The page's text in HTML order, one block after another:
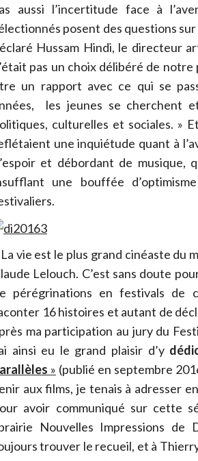
aussi l’incertitude face à
posent des questions sur
Hussam Hindi, le directeur
pas un choix délibéré de
un rapport avec ce qui se
les jeunes se cherchent
culturelles et sociales. »
une inquiétude quant à
et débordant de musique,
une bouffée
La vie est le plus grand cinéaste du
Lelouch. C’est sans doute
pérégrinations en festivals de
16 histoires et autant de
ma participation au jury du
ainsi eu le grand plaisir d’y
» (publié en septembre
aux films, je tenais à adresser
avoir communiqué sur cette
Nouvelles Impressions de
trouver le recueil, et à